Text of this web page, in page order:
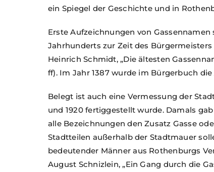
ein Spiegel der Geschichte und in
Erste Aufzeichnungen von
Jahrhunderts zur Zeit des
Heinrich Schmidt, „Die ältesten
ff). Im Jahr 1387 wurde im Bürgerbuch
Belegt ist auch eine Vermessung der
und 1920 fertiggestellt wurde. Damals
alle Bezeichnungen den Zusatz Gasse
Stadtteilen außerhalb der Stadtmauer
bedeutender Männer aus Rothenburgs
August Schnizlein, „Ein Gang durch die